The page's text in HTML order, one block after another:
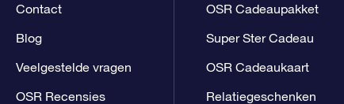
Contact
Blog
Veelgestelde vragen
OSR Recensies
OSR Cadeaupakket
Super Ster Cadeau
OSR Cadeaukaart
Relatiegeschenken